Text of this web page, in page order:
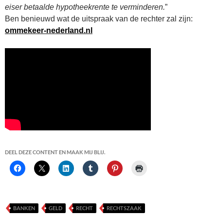
eiser betaalde hypotheekrente te verminderen.”
Ben benieuwd wat de uitspraak van de rechter zal zijn:
ommekeer-nederland.nl
DEEL DEZE CONTENT EN MAAK MIJ BLIJ.
BANKEN GELD RECHT RECHTSZAAK